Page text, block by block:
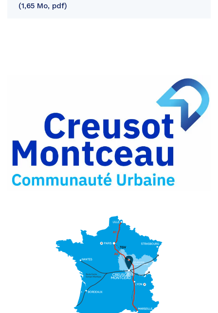
1,65 Mo, pdf
Facebook
Partager
Twitter
Partager
par
e-
mail